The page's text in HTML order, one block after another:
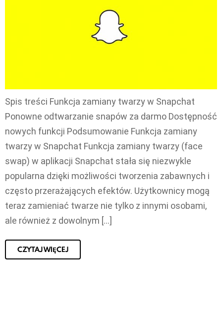
Spis treści Funkcja zamiany twarzy w Snapchat
Ponowne odtwarzanie snapów za darmo Dostępność
nowych funkcji Podsumowanie Funkcja zamiany
twarzy w Snapchat Funkcja zamiany twarzy (face
swap) w aplikacji Snapchat stała się niezwykle
popularna dzięki możliwości tworzenia zabawnych i
często przerażających efektów. Użytkownicy mogą
teraz zamieniać twarze nie tylko z innymi osobami,
ale również z dowolnym […]
CZYTAJ WIĘCEJ